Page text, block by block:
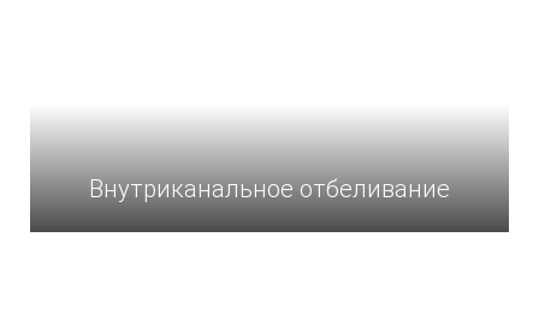
Внутриканальное отбеливание